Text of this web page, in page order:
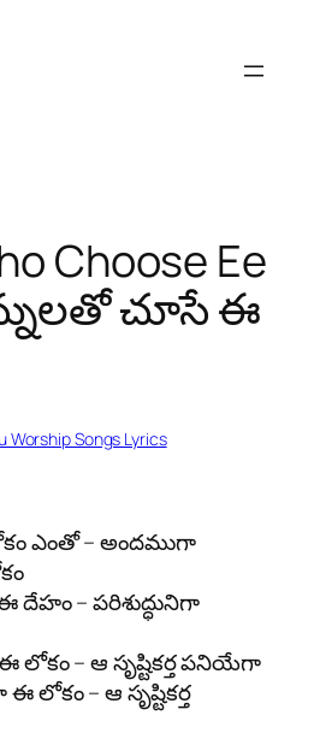
Choose Ee
చూసే ఈ
Worship Songs Lyrics
ఎంతో – అందముగా
– పరిశుద్ధునిగా
లోకం – ఆ సృష్టికర్త పనియేగా
– ఆ సృష్టికర్త